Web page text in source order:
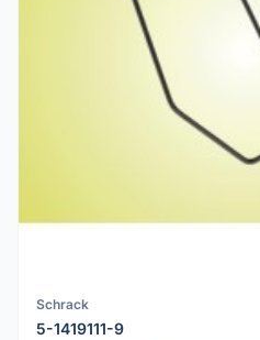
Schrack
5-1419111-9